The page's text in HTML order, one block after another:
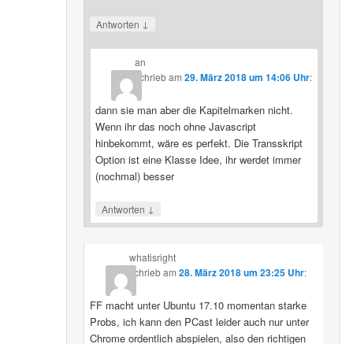
Antworten ↓
an
schriebam29. März 2018 um 14:06 Uhr:
dann sie man aber die Kapitelmarken nicht.
Wenn ihr das noch ohne Javascript
hinbekommt, wäre es perfekt. Die Transskript
Option ist eine Klasse Idee, ihr werdet immer
(nochmal) besser
Antworten ↓
whatisright
schriebam 28. März 2018 um 23:25 Uhr:
FF macht unter Ubuntu 17.10 momentan starke
Probs, ich kann den PCast leider auch nur unter
Chrome ordentlich abspielen, also den richtigen